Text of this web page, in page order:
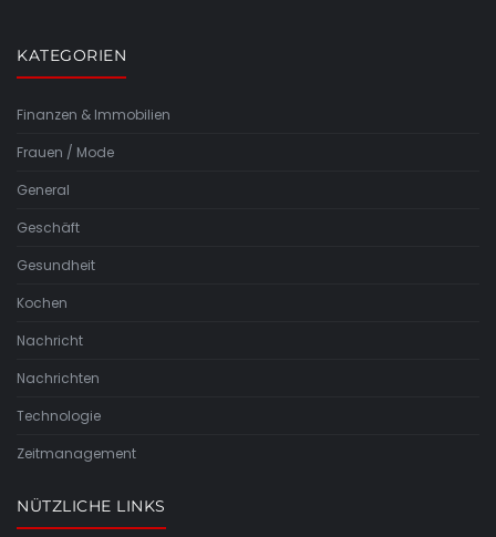
KATEGORIEN
Finanzen & Immobilien
Frauen / Mode
General
Geschäft
Gesundheit
Kochen
Nachricht
Nachrichten
Technologie
Zeitmanagement
NÜTZLICHE LINKS